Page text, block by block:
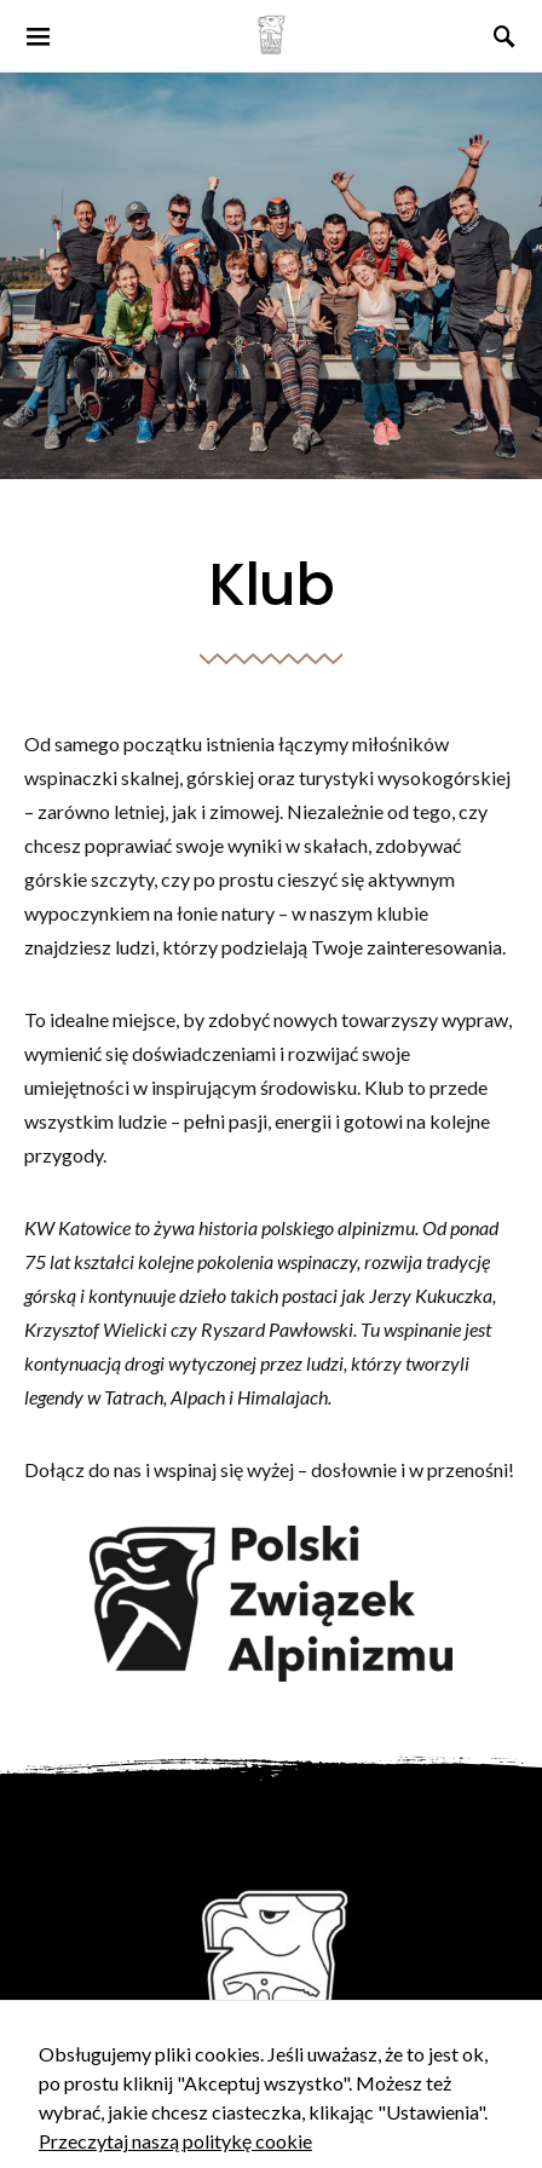
Klub
Od samego początku istnienia łączymy miłośników
wspinaczki skalnej, górskiej oraz turystyki wysokogórskiej
– zarówno letniej, jak i zimowej. Niezależnie od tego, czy
chcesz poprawiać swoje wyniki w skałach, zdobywać
górskie szczyty, czy po prostu cieszyć się aktywnym
wypoczynkiem na łonie natury – w naszym klubie
znajdziesz ludzi, którzy podzielają Twoje zainteresowania.
To idealne miejsce, by zdobyć nowych towarzyszy wypraw,
wymienić się doświadczeniami i rozwijać swoje
umiejętności w inspirującym środowisku. Klub to przede
wszystkim ludzie – pełni pasji, energii i gotowi na kolejne
przygody.
KW Katowice to żywa historia polskiego alpinizmu. Od ponad
75 lat kształci kolejne pokolenia wspinaczy, rozwija tradycję
górską i kontynuuje dzieło takich postaci jak Jerzy Kukuczka,
Krzysztof Wielicki czy Ryszard Pawłowski. Tu wspinanie jest
kontynuacją drogi wytyczonej przez ludzi, którzy tworzyli
legendy w Tatrach, Alpach i Himalajach.
Dołącz do nas i wspinaj się wyżej – dosłownie i w przenośni!
Obsługujemy pliki cookies. Jeśli uważasz, że to jest ok,
po prostu kliknij "Akceptuj wszystko". Możesz też
wybrać, jakie chcesz ciasteczka, klikając "Ustawienia".
Przeczytaj naszą politykę cookie
opcjonalne. Są
one potrzebne
funkcjonowania
strony
internetowej.
Statystyka
funkcjonalność
i strukturę
strony
internetowej,
na podstawie
tego, jak
Doświadczenie
Aby nasza
strona
internetowa
działała jak
najlepiej podczas
twojego
pliki cookie,
internetowej.
Marketing
Udostępniając swoje
zainteresowania i
strony, zwiększasz